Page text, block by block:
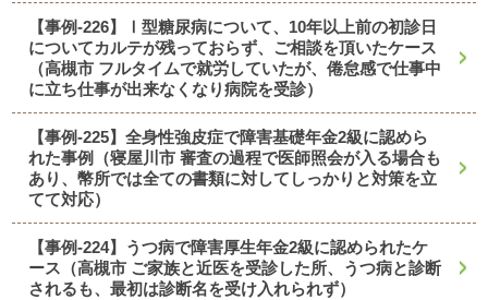
【事例-226】Ⅰ型糖尿病について、10年以上前の初診日
についてカルテが残っておらず、ご相談を頂いたケース
（高槻市 フルタイムで就労していたが、倦怠感で仕事中
に立ち仕事が出来なくなり病院を受診）
【事例-225】全身性強皮症で障害基礎年金2級に認めら
れた事例（寝屋川市 審査の過程で医師照会が入る場合も
あり、幣所では全ての書類に対してしっかりと対策を立
てて対応）
【事例-224】うつ病で障害厚生年金2級に認められたケ
ース（高槻市 ご家族と近医を受診した所、うつ病と診断
されるも、最初は診断名を受け入れられず）